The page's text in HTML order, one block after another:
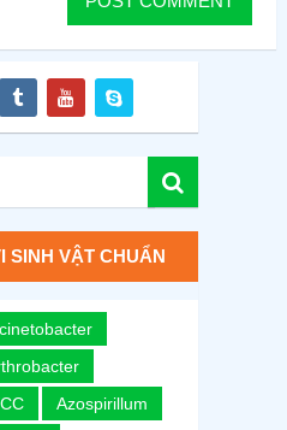
SINH VẬT CHUẨN
Azospirillum